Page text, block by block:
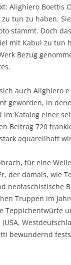
Alighiero Boettis
tun zu haben.
stammt. Doch
mit Kabul zu
Bezug
auch Alighiero
geworden, in
im Katalog einer
Beitrag 720
aquarellhaft
für eine
der damals, wie
neofaschistische
Truppen im
Teppichentwürfe
bewundernd